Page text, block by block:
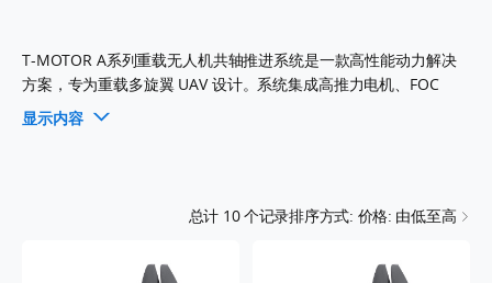
T-MOTOR A系列重载无人机共轴推进系统是一款高性能动力解决
方案，专为重载多旋翼 UAV 设计。系统集成高推力电机、FOC
ESC 和共轴螺旋桨，确保高效能量管理、飞行稳定性和强大载荷能
力。支持 14S、18S、24S 电压配置，该系统可为航测物流、工业
显示内容
总计 10个记录排序方式: 价格: 由低至高